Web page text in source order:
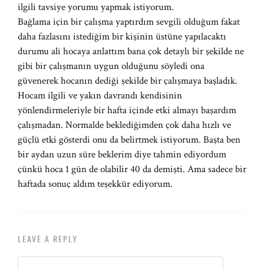
ilgili tavsiye yorumu yapmak istiyorum.
Bağlama için bir çalışma yaptırdım sevgili olduğum fakat
daha fazlasını istediğim bir kişinin üstüne yapılacaktı
durumu ali hocaya anlattım bana çok detaylı bir şekilde ne
gibi bir çalışmanın uygun olduğunu söyledi ona
güvenerek hocanın dediği şekilde bir çalışmaya başladık.
Hocam ilgili ve yakın davrandı kendisinin
yönlendirmeleriyle bir hafta içinde etki almayı başardım
çalışmadan. Normalde beklediğimden çok daha hızlı ve
güçlü etki gösterdi onu da belirtmek istiyorum. Başta ben
bir aydan uzun süre beklerim diye tahmin ediyordum
çünkü hoca 1 gün de olabilir 40 da demişti. Ama sadece bir
haftada sonuç aldım teşekkür ediyorum.
LEAVE A REPLY